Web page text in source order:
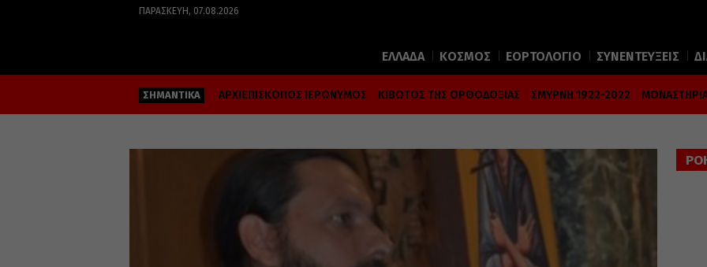
ΠΑΡΑΣΚΕΥΉ, 07.08.2026
ΕΛΛΑΔΑ ΚΟΣΜΟΣ ΕΟΡΤΟΛΟΓΙΟ ΣΥΝΕΝΤΕΥΞΕΙΣ
ΣΗΜΑΝΤΙΚΑ ΑΡΧΙΕΠΙΣΚΟΠΟΣ ΙΕΡΩΝΥΜΟΣ ΚΙΒΩΤΟΣ ΤΗΣ ΟΡΘΟΔΟΞΙΑΣ ΣΜΥΡΝΗ 1922-2022